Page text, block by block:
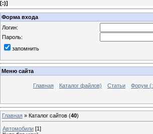
[:)]
Форма входа
Логин:
Пароль:
запомнить
Меню сайта
Главная Каталог файлов) Статьи Форум (:
Главная » Каталог сайтов (40)
Автомобили [1]